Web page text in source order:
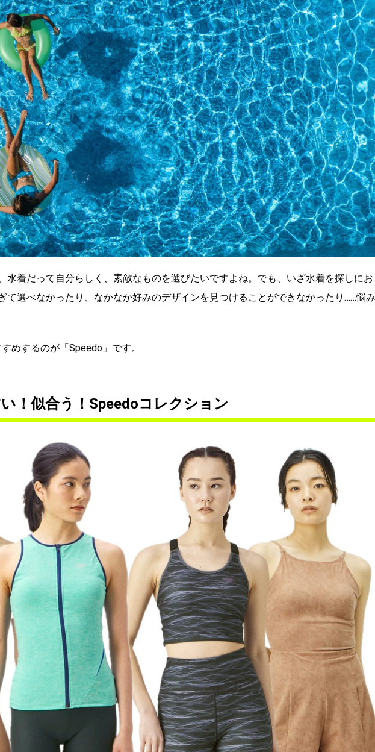
水着だって自分らしく、素敵なものを選びたいですよね。でも、いざ水着を探しにお
て選べなかったり、なかなか好みのデザインを見つけることができなかったり……悩み
めするのが「Speedo」です。
！似合う！Speedoコレクション